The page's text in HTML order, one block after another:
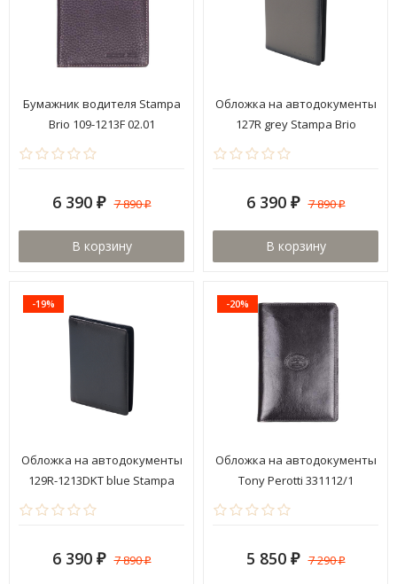
Бумажник водителя Stampa
Brio 109-1213F 02.01
6 390 ₽ 7 890₽
В корзину
Обложка на автодокументы
127R grey Stampa Brio
6 390 ₽ 7 890₽
В корзину
-19%
Обложка на автодокументы
129R-1213DKT blue Stampa
6 390 ₽ 7 890₽
-20%
Обложка на автодокументы
Tony Perotti 331112/1
5 850 ₽ 7 290₽